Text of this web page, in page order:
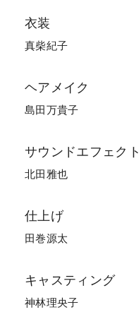
衣装
真柴紀子
ヘアメイク
島田万貴子
サウンドエフェクト
北田雅也
仕上げ
田巻源太
キャスティング
神林理央子